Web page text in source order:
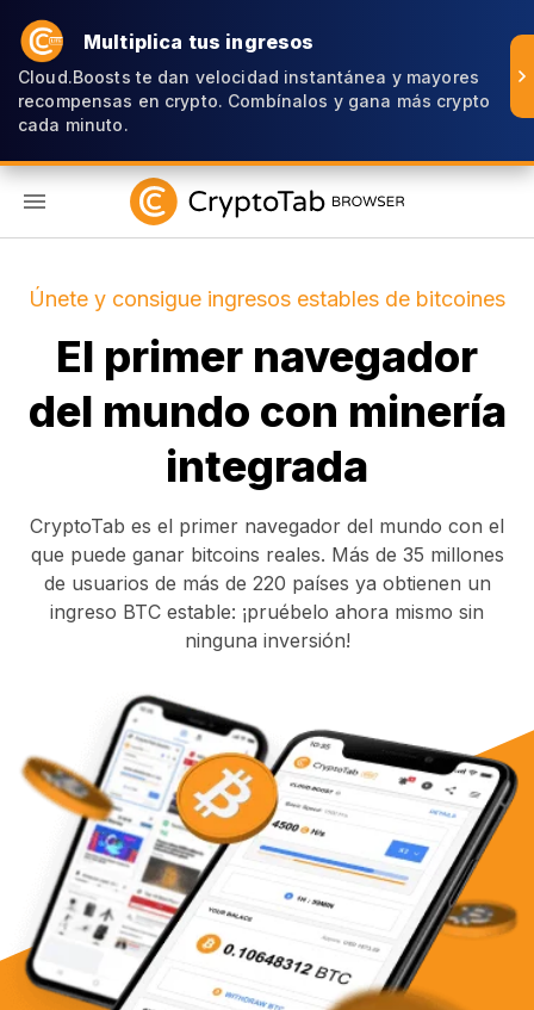
Multiplica tus ingresos
Cloud.Boosts te dan velocidad instantánea y mayores
recompensas en crypto. Combínalos y gana más crypto
cada minuto.
Únete y consigue ingresos estables de bitcoines
El primer navegador
del mundo con minería
integrada
CryptoTab es el primer navegador del mundo con el
que puede ganar bitcoins reales. Más de 35 millones
de usuarios de más de 220 países ya obtienen un
ingreso BTC estable: ¡pruébelo ahora mismo sin
ninguna inversión!